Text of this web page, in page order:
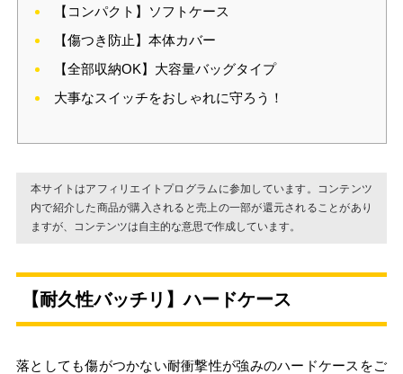
【コンパクト】ソフトケース
【傷つき防止】本体カバー
【全部収納OK】大容量バッグタイプ
大事なスイッチをおしゃれに守ろう！
本サイトはアフィリエイトプログラムに参加しています。コンテンツ
内で紹介した商品が購入されると売上の一部が還元されることがあり
ますが、コンテンツは自主的な意思で作成しています。
【耐久性バッチリ】ハードケース
落としても傷がつかない耐衝撃性が強みのハードケースをご